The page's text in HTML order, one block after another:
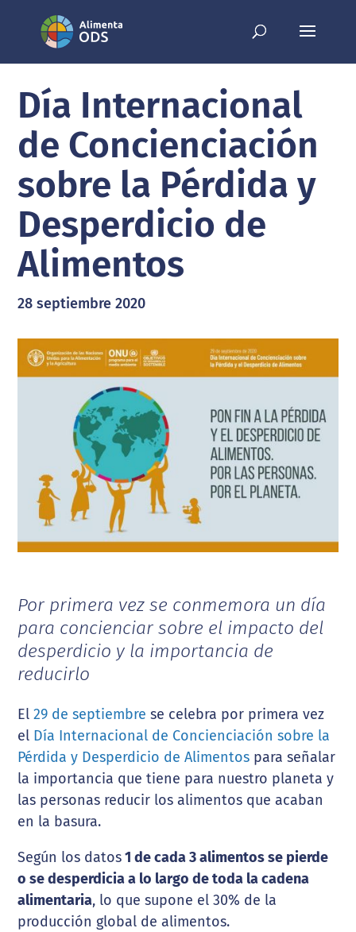
Día Internacional
de Concienciación
sobre la Pérdida y
Desperdicio de
Alimentos
28 septiembre 2020
Por primera vez se conmemora un día
para concienciar sobre el impacto del
desperdicio y la importancia de
reducirlo
El29 de septiembrese celebra por primera vez
el Día Internacional de Concienciación sobre la
Pérdida y Desperdicio de Alimentos para señalar
la importancia que tiene para nuestro planeta y
las personas reducir los alimentos que acaban
en la basura.
Según los datos1 de cada 3 alimentos se pierde
o se desperdicia a lo largo de toda la cadena
alimentaria, lo que supone el 30% de la
producción global de alimentos.